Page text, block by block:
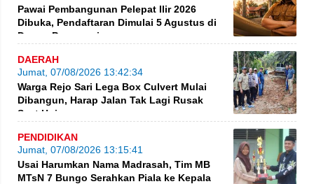
Pawai Pembangunan Pelepat Ilir 2026
Dibuka, Pendaftaran Dimulai 5 Agustus di
Dusun Purwosari
DAERAH
Jumat, 07/08/2026 13:42:34
Warga Rejo Sari Lega Box Culvert Mulai
Dibangun, Harap Jalan Tak Lagi Rusak
Saat Hujan
PENDIDIKAN
Jumat, 07/08/2026 13:15:41
Usai Harumkan Nama Madrasah, Tim MB
MTsN 7 Bungo Serahkan Piala ke Kepala